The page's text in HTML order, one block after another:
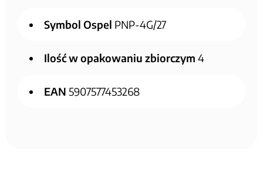
Symbol Ospel PNP-4G/27
Ilość w opakowaniu zbiorczym 4
EAN 5907577453268